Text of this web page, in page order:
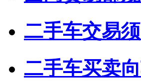
二手车交易
二手车买卖